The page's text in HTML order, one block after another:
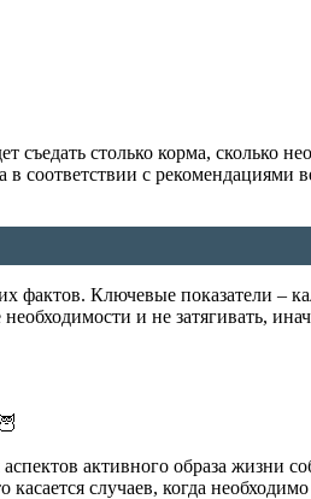
столько корма, сколько
с рекомендациями
фактов. Ключевые показатели –
и не затягивать,
активного образа жизни
случаев, когда